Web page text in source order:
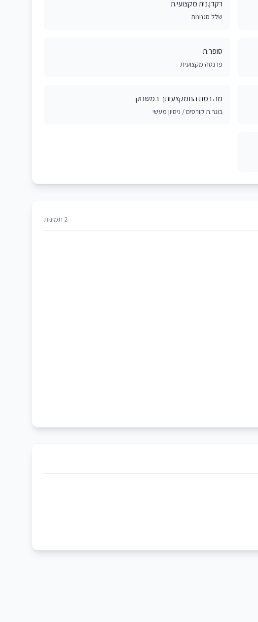
רקדן.נית מקצועי.ת
שלל סגנונות
סופר.ת
פרנסה מקצועית
מה רמת התמקצעותך במשחק
בוגר.ת קורסים / ניסיון מעשי
2 תמונות